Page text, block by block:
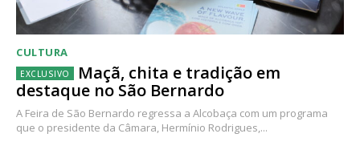
CULTURA
Maçã, chita e tradição em
destaque no São Bernardo
A Feira de São Bernardo regressa a Alcobaça com um programa
que o presidente da Câmara, Hermínio Rodrigues,...